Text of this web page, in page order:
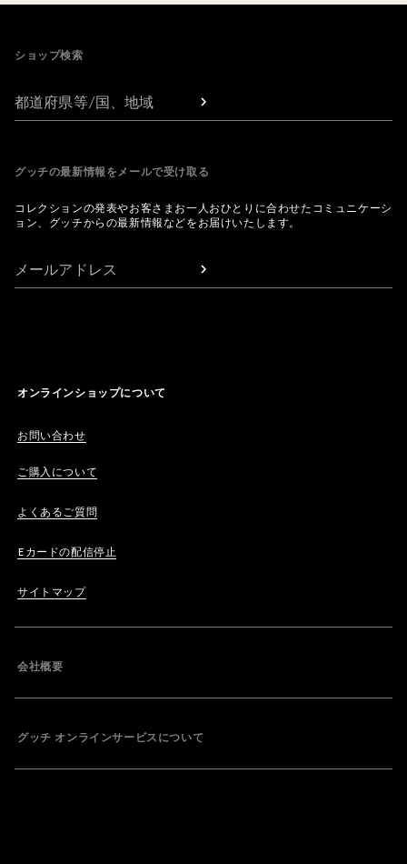
Footer
ショップ検索
都道府県等/国、地域
グッチの最新情報をメールで受け取る
コレクションの発表やお客さまお一人おひとりに合わせたコミュニケーシ
ョン、グッチからの最新情報などをお届けいたします。
メールアドレス
オンラインショップについて
お問い合わせ
ご購入について
よくあるご質問
Eカードの配信停止
サイトマップ
会社概要
グッチ オンラインサービスについて